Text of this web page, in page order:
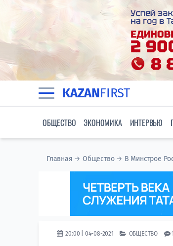
KAZANFIRST
ОБЩЕСТВО ЭКОНОМИКА ИНТЕРВЬЮ
Главная →Общество→ В Минстрое
20:00 | 04-08-2021 ОБЩЕСТВО 1